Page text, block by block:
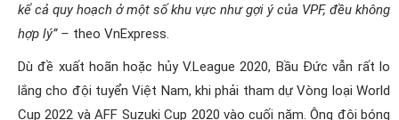
kể cả quy hoạch ở một số khu vực như gợi ý của VPF, đều không
hợp lý” – theo VnExpress.
Dù đề xuất hoãn hoặc hủy V.League 2020, Bầu Đức vẫn rất lo
lắng cho đội tuyển Việt Nam, khi phải tham dự Vòng loại World
Cup 2022 và AFF Suzuki Cup 2020 vào cuối năm. Ông đội bóng